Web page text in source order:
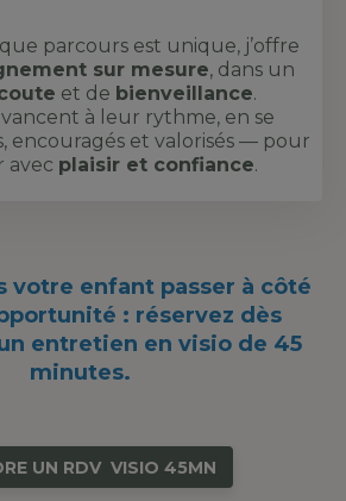
parcours est unique, j’offre
sur mesure, dans un
et de bienveillance.
à leur rythme, en se
encouragés et valorisés — pour
avec plaisir et confiance.
votre enfant passer à côté
: réservez dès
entretien en visio de 45
minutes.
UN RDV VISIO 45MN